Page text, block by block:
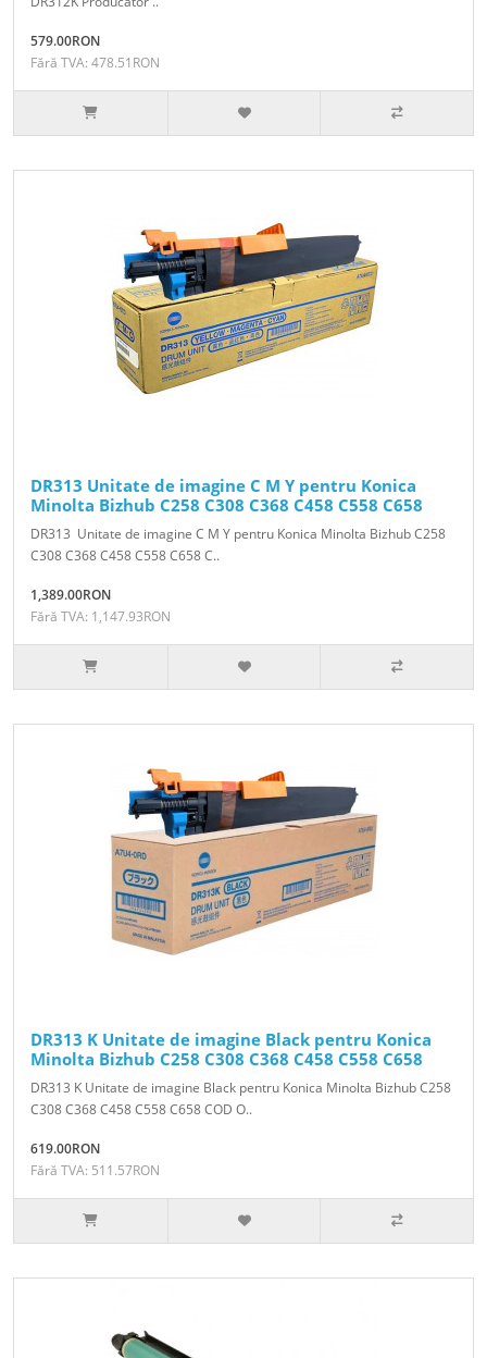
579.00RON
Fără TVA: 478.51RON
DR313 Unitate de imagine C M Y pentru Konica
Minolta Bizhub C258 C308 C368 C458 C558 C658
DR313 Unitate de imagine C M Y pentru Konica Minolta Bizhub C258
C308 C368 C458 C558 C658 C..
1,389.00RON
Fără TVA: 1,147.93RON
DR313 K Unitate de imagine Black pentru Konica
Minolta Bizhub C258 C308 C368 C458 C558 C658
DR313 K Unitate de imagine Black pentru Konica Minolta Bizhub C258
C308 C368 C458 C558 C658 COD O..
619.00RON
Fără TVA: 511.57RON